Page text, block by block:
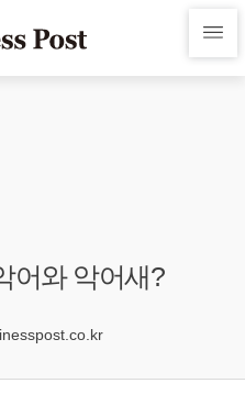
어와 악어새?